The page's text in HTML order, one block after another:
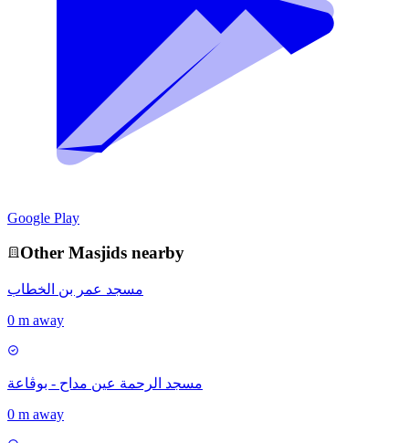
Google Play
Other Masjids nearby
مسجد عمر بن الخطاب
0 m away
مسجد الرحمة عين مداح - بوڨاعة
0 m away